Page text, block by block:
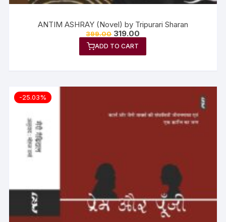
ANTIM ASHRAY (Novel) by Tripurari Sharan
399.00 319.00
ADD TO CART
-25.03%